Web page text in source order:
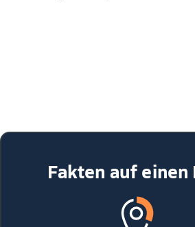
Fakten auf einen